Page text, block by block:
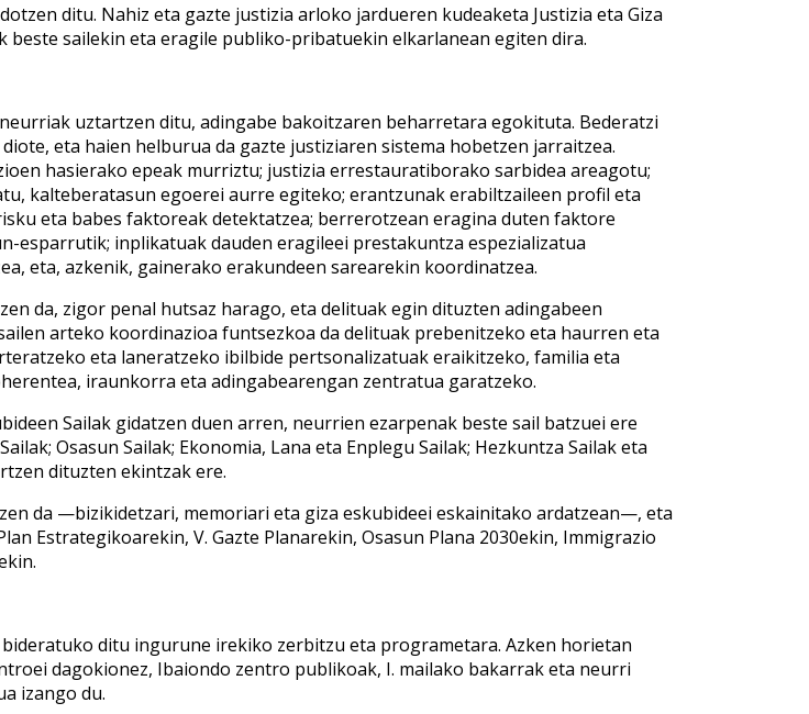
ditu. Nahiz eta gazte justizia arloko jardueren kudeaketa Justizia eta Giza
beste sailekin eta eragile publiko-pribatuekin elkarlanean egiten dira.
uztartzen ditu, adingabe bakoitzaren beharretara egokituta. Bederatzi
eta haien helburua da gazte justiziaren sistema hobetzen jarraitzea.
hasierako epeak murriztu; justizia errestauratiborako sarbidea areagotu;
kalteberatasun egoerei aurre egiteko; erantzunak erabiltzaileen profil eta
eta babes faktoreak detektatzea; berrerotzean eragina duten faktore
inplikatuak dauden eragileei prestakuntza espezializatua
eta, azkenik, gainerako erakundeen sarearekin koordinatzea.
da, zigor penal hutsaz harago, eta delituak egin dituzten adingabeen
arteko koordinazioa funtsezkoa da delituak prebenitzeko eta haurren eta
eta laneratzeko ibilbide pertsonalizatuak eraikitzeko, familia eta
iraunkorra eta adingabearengan zentratua garatzeko.
Sailak gidatzen duen arren, neurrien ezarpenak beste sail batzuei ere
Osasun Sailak; Ekonomia, Lana eta Enplegu Sailak; Hezkuntza Sailak eta
dituzten ekintzak ere.
da —bizikidetzari, memoriari eta giza eskubideei eskainitako ardatzean—, eta
Estrategikoarekin, V. Gazte Planarekin, Osasun Plana 2030ekin, Immigrazio
ditu ingurune irekiko zerbitzu eta programetara. Azken horietan
dagokionez, Ibaiondo zentro publikoak, I. mailako bakarrak eta neurri
izango du.